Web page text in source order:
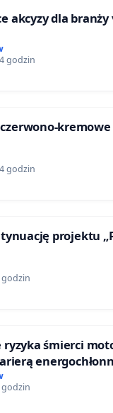
akcyzy dla branży
godzin
godzin
projektu
godzin
śmierci
godzin